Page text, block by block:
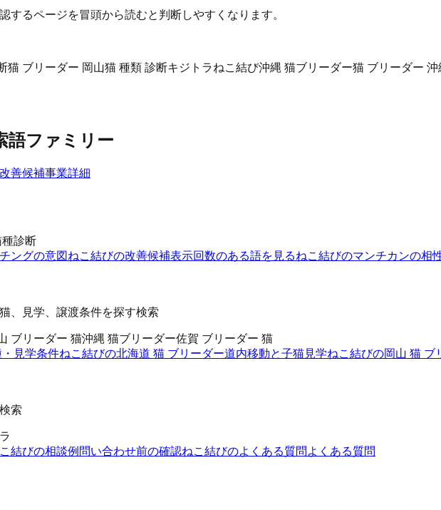
するページを冒頭から読むと判断しやすくなります。
猫 ブリーダー 岡山猫 種類 診断キジトラねこ結び沖縄 猫ブリーダー猫 ブリーダー 沖
語ファミリー
改善候補事業詳細
種診断
ングの意図 ねこ結びの改善候補表示回数のある語を見るねこ結びのマンチカンの相
、見学、譲渡条件を探す検索
ブリーダー 猫沖縄 猫ブリーダー佐賀 ブリーダー 猫
見学条件ねこ結びの北海道 猫 ブリーダー道内移動と子猫見学ねこ結びの岡山 猫 ブ
索
結びの相談例 問い合わせ前の確認ねこ結びのよくある質問 よくある質問